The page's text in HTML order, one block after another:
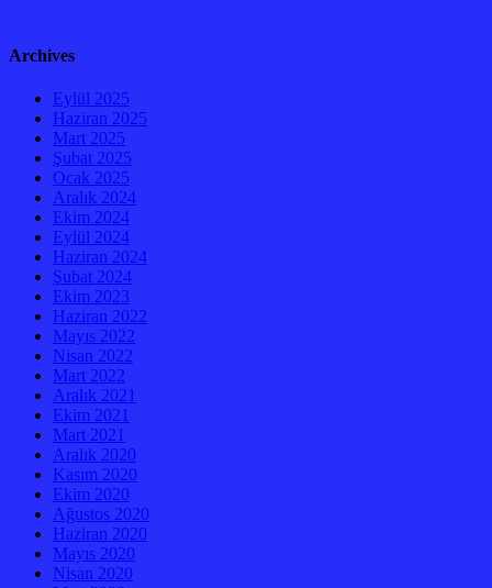
Archives
Eylül 2025
Haziran 2025
Mart 2025
Şubat 2025
Ocak 2025
Aralık 2024
Ekim 2024
Eylül 2024
Haziran 2024
Şubat 2024
Ekim 2023
Haziran 2022
Mayıs 2022
Nisan 2022
Mart 2022
Aralık 2021
Ekim 2021
Mart 2021
Aralık 2020
Kasım 2020
Ekim 2020
Ağustos 2020
Haziran 2020
Mayıs 2020
Nisan 2020